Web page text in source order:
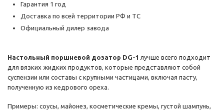
Гарантия 1 год
Доставка по всей территории РФ и ТС
Официальный дилер завода
Настольный поршневой дозатор DG-1 лучше всего подходит
для вязких жидких продуктов, которые представляют собой
суспензии или составы с крупными частицами, включая пасту,
полученную из кедрового ореха.
Примеры: соусы, майонез, косметические кремы, густой шампунь,